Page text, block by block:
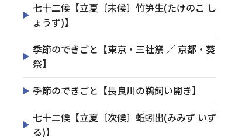
七十二候【立夏〔末候〕竹笋生(たけのこ し
ょうず)】
季節のできごと【東京・三社祭 ／ 京都・葵
祭】
季節のできごと【長良川の鵜飼い開き】
七十二候【立夏〔次候〕蚯蚓出(みみず いず
る)】